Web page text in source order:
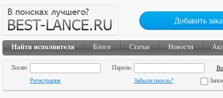
Добавить
Найти исполнителя Блоги Статьи Новости
Логин:
Пароль:
Регистрация
Забыли пароль?